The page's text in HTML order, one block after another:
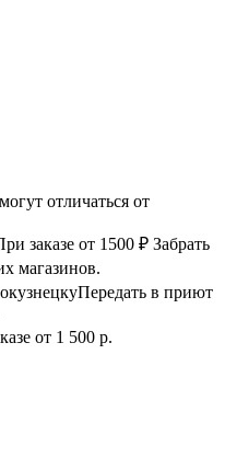
отличаться от
заказе от 1500 ₽ Забрать
магазинов.
Передать в приют
от 1 500 р.